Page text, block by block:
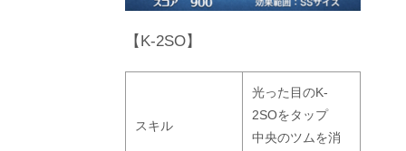
【K-2SO】
スキル
光った目のK-
2SOをタップ
中央のツムを消